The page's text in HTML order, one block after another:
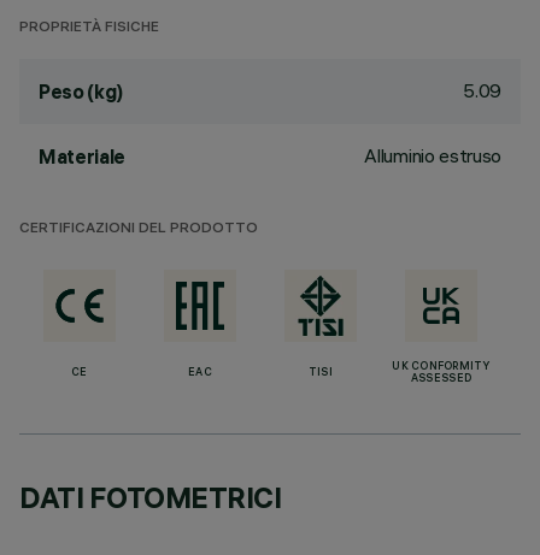
PROPRIETÀ FISICHE
Peso (kg) 5.09
Materiale Alluminio estruso
CERTIFICAZIONI DEL PRODOTTO
CE EAC TISI
UK CONFORMITY
ASSESSED
DATI FOTOMETRICI